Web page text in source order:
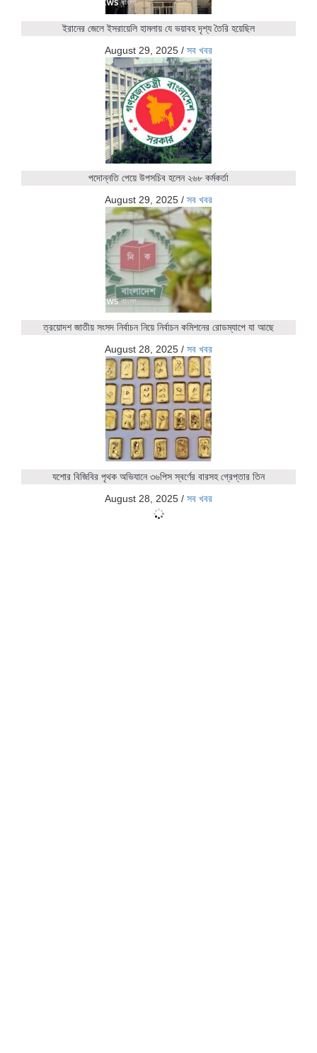
ইরানের জেলে ইসরায়েলি হামলায় যে ভয়াবহ দৃশ্য তৈরি হয়েছিল
August 29, 2025 / সব খবর
পদোন্নতি পেয়ে উপসচিব হলেন ২৬৮ কর্মকর্তা
August 29, 2025 / সব খবর
ত্রয়োদশ জাতীয় সংসদ নির্বাচন নিয়ে নির্বাচন কমিশনের রোডম্যাপে যা আছে
August 28, 2025 / সব খবর
যশোর বিজিবির পৃথক অভিযানে ৩৬পিস স্বর্ণের বারসহ গ্রেপ্তার তিন
August 28, 2025 / সব খবর